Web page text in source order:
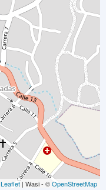
Leaflet| Wasi - ©OpenStreetMap